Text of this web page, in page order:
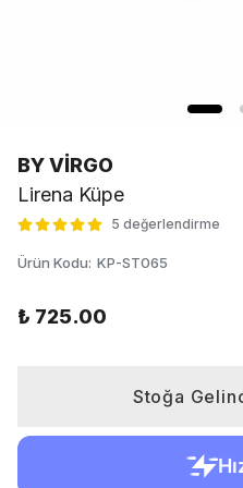
BY VİRGO
Lirena Küpe
5 değerlendirme
Ürün Kodu: KP-ST065
₺ 725.00
Stoğa